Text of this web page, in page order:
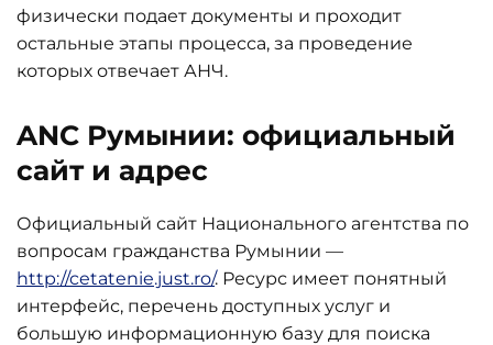
физически подает документы и проходит
остальные этапы процесса, за проведение
которых отвечает АНЧ.
ANC Румынии: официальный
сайт и адрес
Официальный сайт Национального агентства по
вопросам гражданства Румынии —
http://cetatenie.just.ro/. Ресурс имеет понятный
интерфейс, перечень доступных услуг и
большую информационную базу для поиска